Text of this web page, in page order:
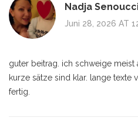
Nadja
Juni 28, 2026 AT
guter beitrag. ich schweige meist
kurze sätze sind klar. lange texte
fertig.